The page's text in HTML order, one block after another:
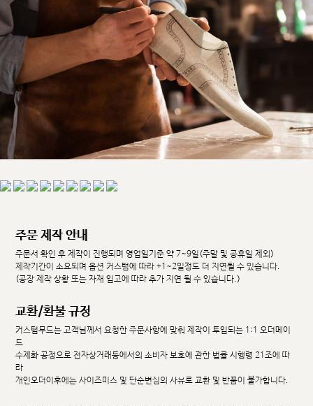
주문 제작 안내
주문서 확인 후 제작이 진행되며 영업일기준 약 7~9일(주말 및 공휴일 제외)
제작기간이 소요되며 옵션 커스텀에 따라 +1~2일정도 더 지연될 수 있습니다.
(공장 제작 상황 또는 자재 입고에 따라 추가 지연 될 수 있습니다.)
교환/환불 규정
커스텀무드는 고객님께서 요청한 주문사항에 맞춰 제작이 투입되는 1:1 오더메이
드
수제화 공정으로 전자상거래등에서의 소비자 보호에 관한 법률 시행령 21조에 따
라
개인오더이후에는 사이즈미스 및 단순변심의 사유로 교환 및 반품이 불가합니다.